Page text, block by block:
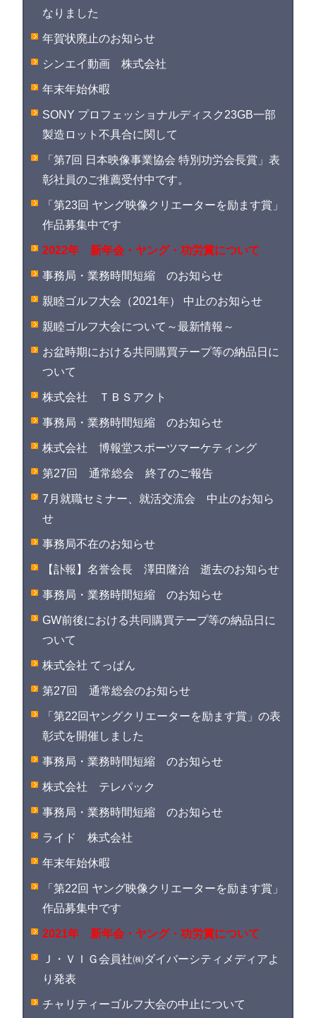
なりました
年賀状廃止のお知らせ
シンエイ動画 株式会社
年末年始休暇
SONY プロフェッショナルディスク23GB一部
製造ロット不具合に関して
「第7回 日本映像事業協会 特別功労会長賞」表
彰社員のご推薦受付中です。
「第23回 ヤング映像クリエーターを励ます賞」
作品募集中です
2022年 新年会・ヤング・功労賞について
事務局・業務時間短縮 のお知らせ
親睦ゴルフ大会（2021年） 中止のお知らせ
親睦ゴルフ大会について～最新情報～
お盆時期における共同購買テープ等の納品日に
ついて
株式会社 ＴＢＳアクト
事務局・業務時間短縮 のお知らせ
株式会社 博報堂スポーツマーケティング
第27回 通常総会 終了のご報告
7月就職セミナー、就活交流会 中止のお知ら
せ
事務局不在のお知らせ
【訃報】名誉会長 澤田隆治 逝去のお知らせ
事務局・業務時間短縮 のお知らせ
GW前後における共同購買テープ等の納品日に
ついて
株式会社 てっぱん
第27回 通常総会のお知らせ
「第22回ヤングクリエーターを励ます賞」の表
彰式を開催しました
事務局・業務時間短縮 のお知らせ
株式会社 テレパック
事務局・業務時間短縮 のお知らせ
ライド 株式会社
年末年始休暇
「第22回 ヤング映像クリエーターを励ます賞」
作品募集中です
2021年 新年会・ヤング・功労賞について
Ｊ・ＶＩＧ会員社㈱ダイバーシティメディアよ
り発表
チャリティーゴルフ大会の中止について